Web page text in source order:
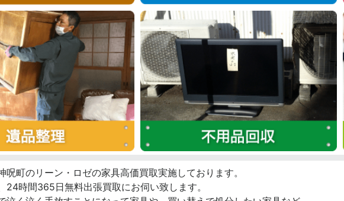
呪町のリーン・ロゼの家具高価買取実施しております。
24時間365日無料出張買取にお伺い致します。